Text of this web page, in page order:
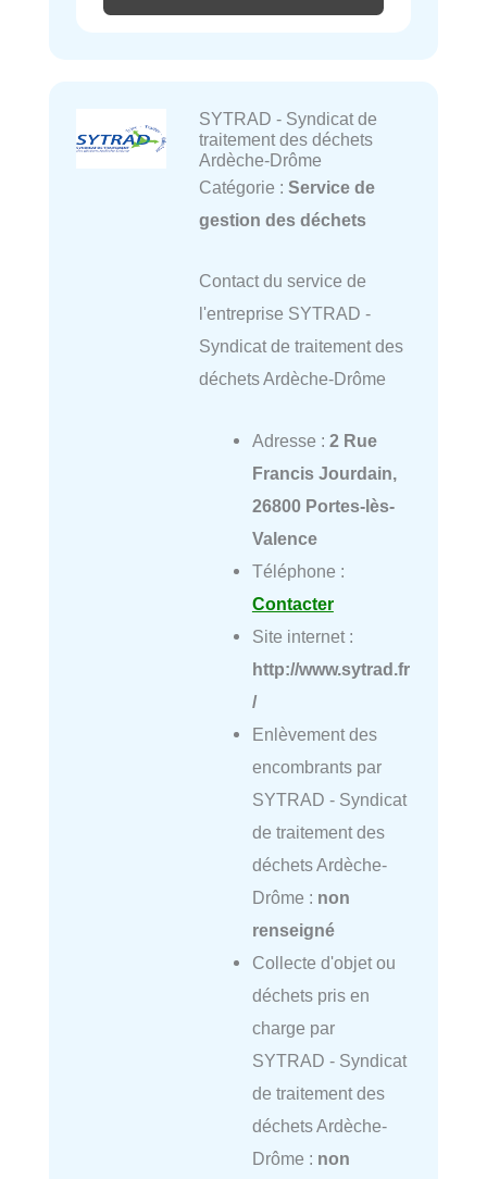
SYTRAD - Syndicat de
traitement des déchets
Ardèche-Drôme
Catégorie : Service de
gestion des déchets
Contact du service de
l'entreprise SYTRAD -
Syndicat de traitement des
déchets Ardèche-Drôme
Adresse : 2 Rue
Francis Jourdain,
26800 Portes-lès-
Valence
Téléphone :
Contacter
Site internet :
http://www.sytrad.fr
/
Enlèvement des
encombrants par
SYTRAD - Syndicat
de traitement des
déchets Ardèche-
Drôme : non
renseigné
Collecte d'objet ou
déchets pris en
charge par
SYTRAD - Syndicat
de traitement des
déchets Ardèche-
Drôme : non